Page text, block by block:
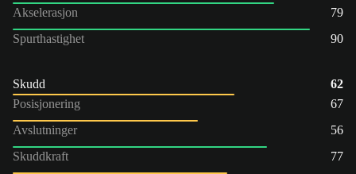
Akselerasjon
79
Spurthastighet
90
Skudd
62
Posisjonering
67
Avslutninger
56
Skuddkraft
77